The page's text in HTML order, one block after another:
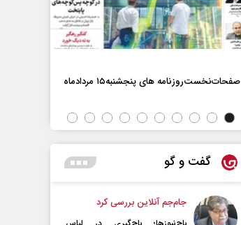
صفحات‌نخست‌روزنامه ها‌ی پنجشنبه‌۱۵ مردادماه
گفت و گو
جام‌جم آنلاین بررسی کرد